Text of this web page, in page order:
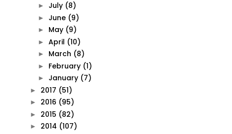
► July (8)
► June (9)
► May (9)
► April (10)
► March (8)
► February (1)
► January (7)
► 2017 (51)
► 2016 (95)
► 2015 (82)
► 2014 (107)